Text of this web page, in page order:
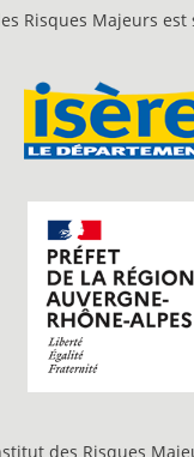
Risques Majeurs est
des Risques